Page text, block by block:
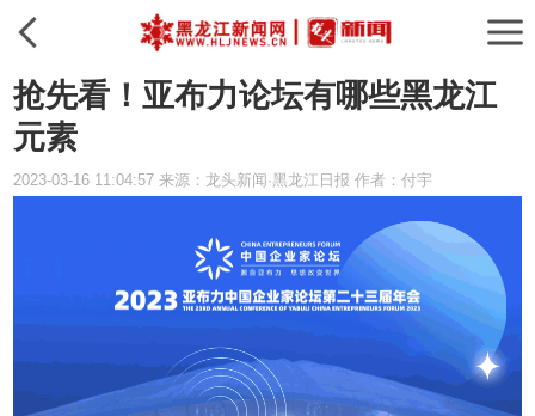
抢先看！亚布力论坛有哪些黑龙江
元素
2023-03-16 11:04:57 来源：龙头新闻·黑龙江日报 作者：付宇